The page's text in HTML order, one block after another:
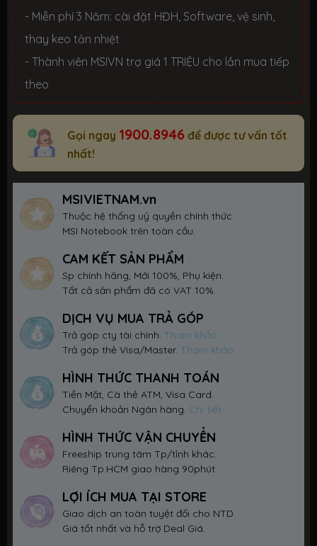
- Miễn phí 3 Năm: cài đặt HĐH, Software, vệ sinh,
thay keo tản nhiệt
- Thành viên MSIVN trợ giá 1 TRIỆU cho lần mua tiếp
theo
Gọi ngay 1900.8946 để được tư vấn tốt
nhất!
MSIVIETNAM.vn
Thuộc hệ thống uỷ quyền chính thức
MSI Notebook trên toàn cầu.
CAM KẾT SẢN PHẨM
Sp chính hãng, Mới 100%, Phụ kiện.
Tất cả sản phẩm đã có VAT 10%.
DỊCH VỤ MUA TRẢ GÓP
Trả góp cty tài chính. Tham khảo
Trả góp thẻ Visa/Master. Tham khảo
HÌNH THỨC THANH TOÁN
Tiền Mặt, Cà thẻ ATM, Visa Card.
Chuyển khoản Ngân hàng. Chi tiết
HÌNH THỨC VẬN CHUYỂN
Freeship trung tâm Tp/tỉnh khác.
Riêng Tp.HCM giao hàng 90phút
LỢI ÍCH MUA TẠI STORE
Giao dịch an toàn tuyệt đối cho NTD
Giá tốt nhất và hỗ trợ Deal Giá.